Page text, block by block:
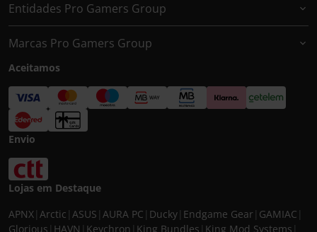
Entidades Pro Gamers Group
Marcas Pro Gamers Group
Aceitamos
Envio
Lojas em Destaque
APNX Arctic ASUS AURA PC Ducky Endgame Gear GAMIAC
Glorious HAVN Keychron King Bundles King Mod Systems